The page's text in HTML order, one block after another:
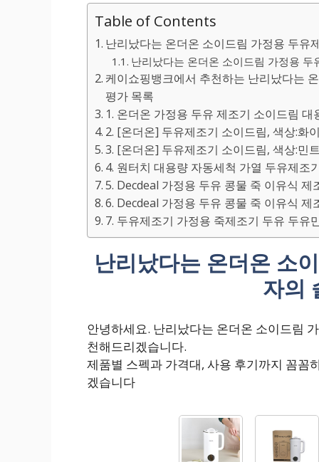
Table of Contents
난리났다는 온더온 소이드림 가정용 두유
난리났다는 온더온 소이드림 가정용
케이쇼핑뱅크에서 추천하는 난리났다는
평가 목록
1. 온더온 가정용 두유 제조기 소이드림
2. [온더온] 두유제조기 소이드림, 색상:화
3. [온더온] 두유제조기 소이드림, 색상:민
4. 원터치 대용량 자동세척 가열 두유제조
5. Decdeal 가정용 두유 콩물 죽 이유식 제
6. Decdeal 가정용 두유 콩물 죽 이유식
7. 두유제조기 가정용 죽제조기 두유 두
난리났다는 온더온 소
자의
안녕하세요. 난리났다는 온더온 소이드림
천해드리겠습니다.
제품별 스펙과 가격대, 사용 후기까지 꼼꼼
겠습니다